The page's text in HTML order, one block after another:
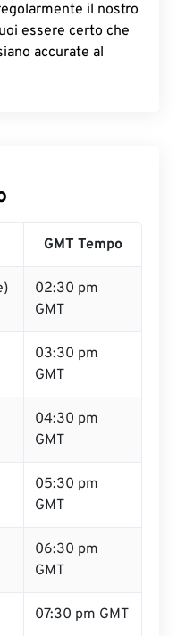
il nostro
essere certo che
accurate al
GMT Tempo
02:30 pm
GMT
03:30 pm
GMT
04:30 pm
GMT
05:30 pm
GMT
06:30 pm
GMT
07:30 pm GMT